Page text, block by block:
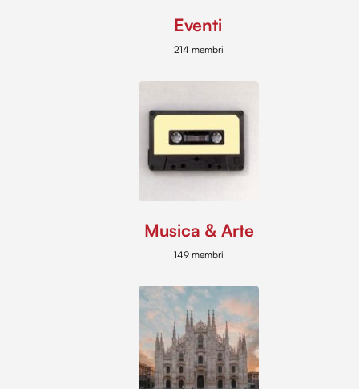
Eventi
214 membri
Musica & Arte
149 membri